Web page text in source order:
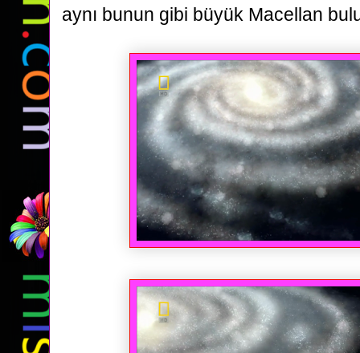
aynı bunun gibi büyük Macellan